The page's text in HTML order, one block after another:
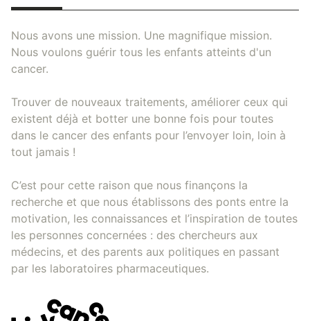
Nous avons une mission. Une magnifique mission.
Nous voulons guérir tous les enfants atteints d'un
cancer.
Trouver de nouveaux traitements, améliorer ceux qui
existent déjà et botter une bonne fois pour toutes
dans le cancer des enfants pour l’envoyer loin, loin à
tout jamais !
C’est pour cette raison que nous finançons la
recherche et que nous établissons des ponts entre la
motivation, les connaissances et l’inspiration de toutes
les personnes concernées : des chercheurs aux
médecins, et des parents aux politiques en passant
par les laboratoires pharmaceutiques.